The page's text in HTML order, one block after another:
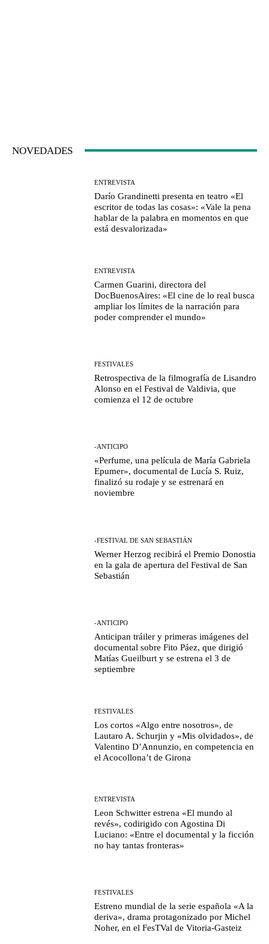
NOVEDADES
ENTREVISTA
Darío Grandinetti presenta en teatro «El
escritor de todas las cosas»: «Vale la pena
hablar de la palabra en momentos en que
está desvalorizada»
ENTREVISTA
Carmen Guarini, directora del
DocBuenosAires: «El cine de lo real busca
ampliar los límites de la narración para
poder comprender el mundo»
FESTIVALES
Retrospectiva de la filmografía de Lisandro
Alonso en el Festival de Valdivia, que
comienza el 12 de octubre
-ANTICIPO
«Perfume, una película de María Gabriela
Epumer», documental de Lucía S. Ruiz,
finalizó su rodaje y se estrenará en
noviembre
-FESTIVAL DE SAN SEBASTIÁN
Werner Herzog recibirá el Premio Donostia
en la gala de apertura del Festival de San
Sebastián
-ANTICIPO
Anticipan tráiler y primeras imágenes del
documental sobre Fito Páez, que dirigió
Matías Gueilburt y se estrena el 3 de
septiembre
FESTIVALES
Los cortos «Algo entre nosotros», de
Lautaro A. Schurjin y «Mis olvidados», de
Valentino D’Annunzio, en competencia en
el Acocollona’t de Girona
ENTREVISTA
Leon Schwitter estrena «El mundo al
revés», codirigido con Agostina Di
Luciano: «Entre el documental y la ficción
no hay tantas fronteras»
FESTIVALES
Estreno mundial de la serie española «A la
deriva», drama protagonizado por Michel
Noher, en el FesTVal de Vitoria-Gasteiz